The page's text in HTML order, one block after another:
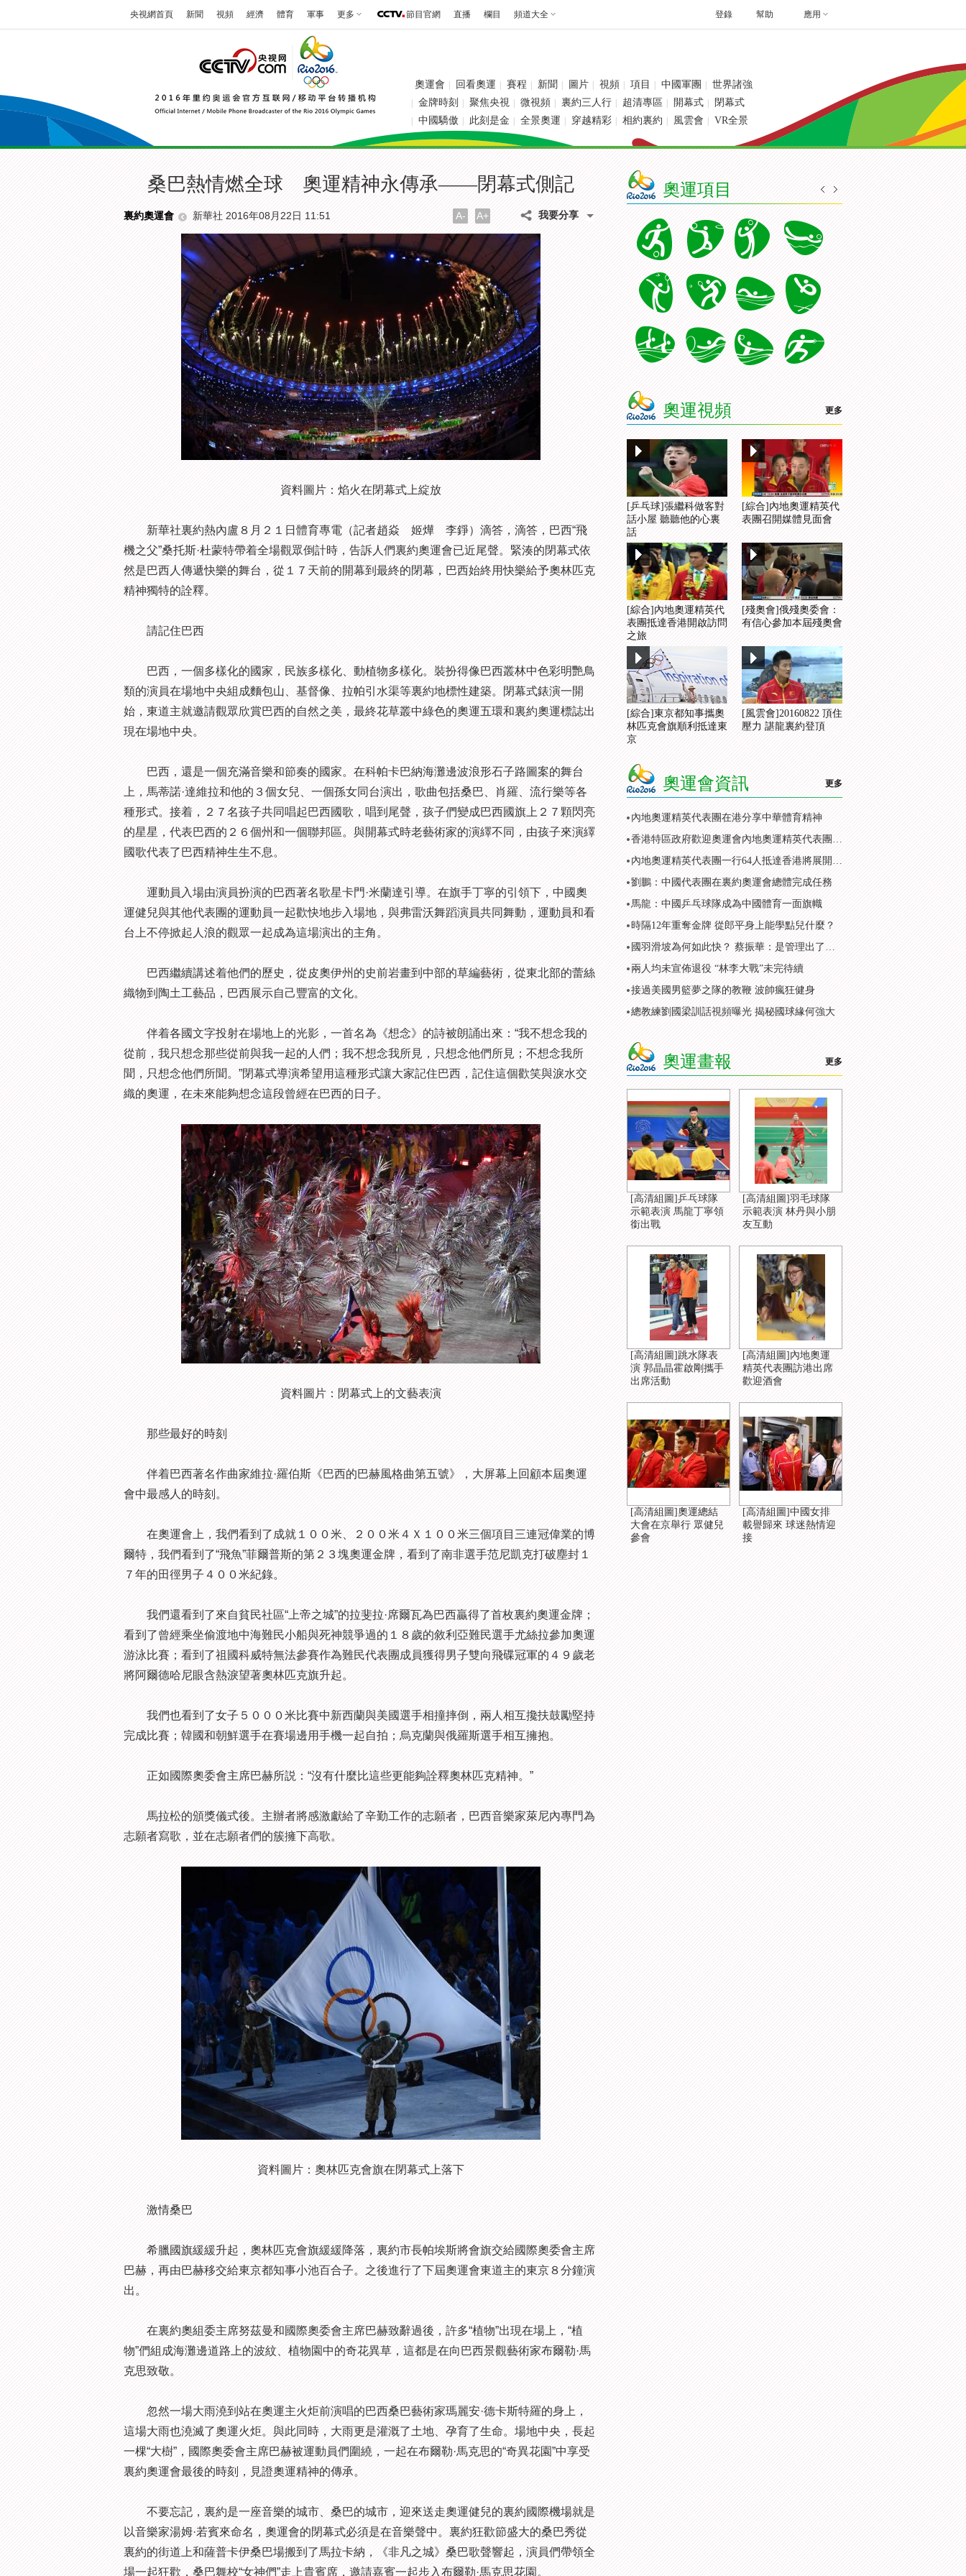
央視網首頁 新聞 視頻 經濟 體育 軍事 更多 節目官網 直播 欄目 頻道大全 幫助 應用
登錄
奧運會 回看奧運 賽程 新聞 圖片 視頻 項目 中國軍團 世界諸強
金牌時刻 聚焦央視 微視頻 裏約三人行 超清專區 開幕式 閉幕式
中國驕傲 此刻是金 全景奧運 穿越精彩 相約裏約 風雲會 VR全景
桑巴熱情燃全球 奧運精神永傳承——閉幕式側記
裏約奧運會 新華社 2016年08月22日 11:51 A- A+ 我要分享
資料圖片：焰火在閉幕式上綻放
新華社裏約熱內盧８月２１日體育專電（記者趙焱 姬燁 李錚）滴答，滴答，巴西“飛
機之父”桑托斯·杜蒙特帶着全場觀眾倒計時，告訴人們裏約奧運會已近尾聲。緊湊的閉幕式依
然是巴西人傳遞快樂的舞台，從１７天前的開幕到最終的閉幕，巴西始終用快樂給予奧林匹克
精神獨特的詮釋。
請記住巴西
巴西，一個多樣化的國家，民族多樣化、動植物多樣化。裝扮得像巴西叢林中色彩明艷鳥
類的演員在場地中央組成麵包山、基督像、拉帕引水渠等裏約地標性建築。閉幕式錶演一開
始，東道主就邀請觀眾欣賞巴西的自然之美，最終花草叢中綠色的奧運五環和裏約奧運標誌出
現在場地中央。
巴西，還是一個充滿音樂和節奏的國家。在科帕卡巴納海灘邊波浪形石子路圖案的舞台
上，馬蒂諾·達維拉和他的３個女兒、一個孫女同台演出，歌曲包括桑巴、肖羅、流行樂等各
種形式。接着，２７名孩子共同唱起巴西國歌，唱到尾聲，孩子們變成巴西國旗上２７顆閃亮
的星星，代表巴西的２６個州和一個聯邦區。與開幕式時老藝術家的演繹不同，由孩子來演繹
國歌代表了巴西精神生生不息。
運動員入場由演員扮演的巴西著名歌星卡門·米蘭達引導。在旗手丁寧的引領下，中國奧
運健兒與其他代表團的運動員一起歡快地步入場地，與弗雷沃舞蹈演員共同舞動，運動員和看
台上不停掀起人浪的觀眾一起成為這場演出的主角。
巴西繼續講述着他們的歷史，從皮奧伊州的史前岩畫到中部的草編藝術，從東北部的蕾絲
織物到陶土工藝品，巴西展示自己豐富的文化。
伴着各國文字投射在場地上的光影，一首名為《想念》的詩被朗誦出來：“我不想念我的
從前，我只想念那些從前與我一起的人們；我不想念我所見，只想念他們所見；不想念我所
聞，只想念他們所聞。”閉幕式導演希望用這種形式讓大家記住巴西，記住這個歡笑與淚水交
織的奧運，在未來能夠想念這段曾經在巴西的日子。
資料圖片：閉幕式上的文藝表演
那些最好的時刻
伴着巴西著名作曲家維拉·羅伯斯《巴西的巴赫風格曲第五號》，大屏幕上回顧本屆奧運
會中最感人的時刻。
在奧運會上，我們看到了成就１００米、２００米４Ｘ１００米三個項目三連冠偉業的博
爾特，我們看到了“飛魚”菲爾普斯的第２３塊奧運金牌，看到了南非選手范尼凱克打破塵封１
７年的田徑男子４００米紀錄。
我們還看到了來自貧民社區“上帝之城”的拉斐拉·席爾瓦為巴西贏得了首枚裏約奧運金牌；
看到了曾經乘坐偷渡地中海難民小船與死神競爭過的１８歲的敘利亞難民選手尤絲拉參加奧運
游泳比賽；看到了祖國科威特無法參賽作為難民代表團成員獲得男子雙向飛碟冠軍的４９歲老
將阿爾德哈尼眼含熱淚望著奧林匹克旗升起。
我們也看到了女子５０００米比賽中新西蘭與美國選手相撞摔倒，兩人相互攙扶鼓勵堅持
完成比賽；韓國和朝鮮選手在賽場邊用手機一起自拍；烏克蘭與俄羅斯選手相互擁抱。
正如國際奧委會主席巴赫所説：“沒有什麼比這些更能夠詮釋奧林匹克精神。”
馬拉松的頒獎儀式後。主辦者將感激獻給了辛勤工作的志願者，巴西音樂家萊尼內專門為
志願者寫歌，並在志願者們的簇擁下高歌。
資料圖片：奧林匹克會旗在閉幕式上落下
激情桑巴
希臘國旗緩緩升起，奧林匹克會旗緩緩降落，裏約市長帕埃斯將會旗交給國際奧委會主席
巴赫，再由巴赫移交給東京都知事小池百合子。之後進行了下屆奧運會東道主的東京８分鐘演
出。
在裏約奧組委主席努茲曼和國際奧委會主席巴赫致辭過後，許多“植物”出現在場上，“植
物”們組成海灘邊道路上的波紋、植物園中的奇花異草，這都是在向巴西景觀藝術家布爾勒·馬
克思致敬。
忽然一場大雨澆到站在奧運主火炬前演唱的巴西桑巴藝術家瑪麗安·德卡斯特羅的身上，
這場大雨也澆滅了奧運火炬。與此同時，大雨更是灌溉了土地、孕育了生命。場地中央，長起
一棵“大樹”，國際奧委會主席巴赫被運動員們圍繞，一起在布爾勒·馬克思的“奇異花園”中享受
裏約奧運會最後的時刻，見證奧運精神的傳承。
不要忘記，裏約是一座音樂的城市、桑巴的城市，迎來送走奧運健兒的裏約國際機場就是
以音樂家湯姆·若賓來命名，奧運會的閉幕式必須是在音樂聲中。裏約狂歡節盛大的桑巴秀從
裏約的街道上和薩普卡伊桑巴場搬到了馬拉卡納，《非凡之城》桑巴歌聲響起，演員們帶領全
場一起狂歡，桑巴舞校“女神們”走上貴賓席，邀請嘉賓一起步入布爾勒·馬克思花園。
奧運項目
奧運視頻 更多
[乒乓球]張繼科做客對
話小屋 聽聽他的心裏
話
[綜合]內地奧運精英代
表團召開媒體見面會
[綜合]內地奧運精英代
表團抵達香港開啟訪問
之旅
[殘奧會]俄殘奧委會：
有信心參加本屆殘奧會
[綜合]東京都知事攜奧
林匹克會旗順利抵達東
京
[風雲會]20160822 頂住
壓力 諶龍裏約登頂
奧運會資訊 更多
內地奧運精英代表團在港分享中華體育精神
香港特區政府歡迎奧運會內地奧運精英代表團訪港
內地奧運精英代表團一行64人抵達香港將展開訪問
劉鵬：中國代表團在裏約奧運會總體完成任務
馬龍：中國乒乓球隊成為中國體育一面旗幟
時隔12年重奪金牌 從郎平身上能學點兒什麼？
國羽滑坡為何如此快？ 蔡振華：是管理出了問題
兩人均未宣佈退役 “林李大戰”未完待續
接過美國男籃夢之隊的教鞭 波帥瘋狂健身
總教練劉國梁訓話視頻曝光 揭秘國球緣何強大
奧運畫報 更多
[高清組圖]乒乓球隊
示範表演 馬龍丁寧領
銜出戰
[高清組圖]羽毛球隊
示範表演 林丹與小朋
友互動
[高清組圖]跳水隊表
演 郭晶晶霍啟剛攜手
出席活動
[高清組圖]內地奧運
精英代表團訪港出席
歡迎酒會
[高清組圖]奧運總結
大會在京舉行 眾健兒
參會
[高清組圖]中國女排
載譽歸來 球迷熱情迎
接